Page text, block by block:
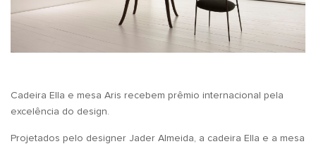
Cadeira Ella e mesa Aris recebem prêmio internacional pela
excelência do design.
Projetados pelo designer Jader Almeida, a cadeira Ella e a mesa